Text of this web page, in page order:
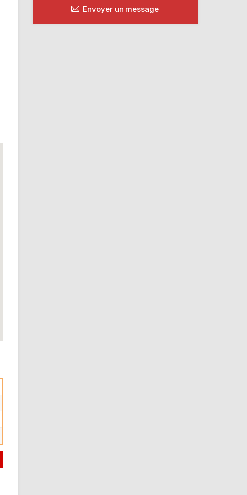
Envoyer un message